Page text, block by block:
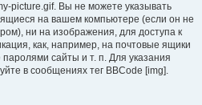
picture.gif. Вы не можете указывать
на вашем компьютере (если он не
ни на изображения, для доступа к
как, например, на почтовые ящики
сайты и т. п. Для указания
в сообщениях тег BBCode [img].